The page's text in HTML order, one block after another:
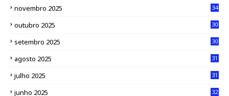
novembro 2025 34
outubro 2025 30
setembro 2025 30
agosto 2025 31
julho 2025 31
junho 2025 32